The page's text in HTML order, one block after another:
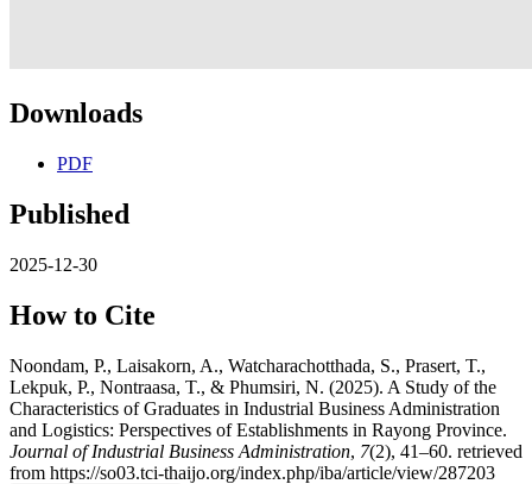
Downloads
PDF
Published
2025-12-30
How to Cite
Noondam, P., Laisakorn, A., Watcharachotthada, S., Prasert, T.,
Lekpuk, P., Nontraasa, T., & Phumsiri, N. (2025). A Study of the
Characteristics of Graduates in Industrial Business Administration
and Logistics: Perspectives of Establishments in Rayong Province.
Journal of Industrial Business Administration, 7(2), 41–60. retrieved
from https://so03.tci-thaijo.org/index.php/iba/article/view/287203